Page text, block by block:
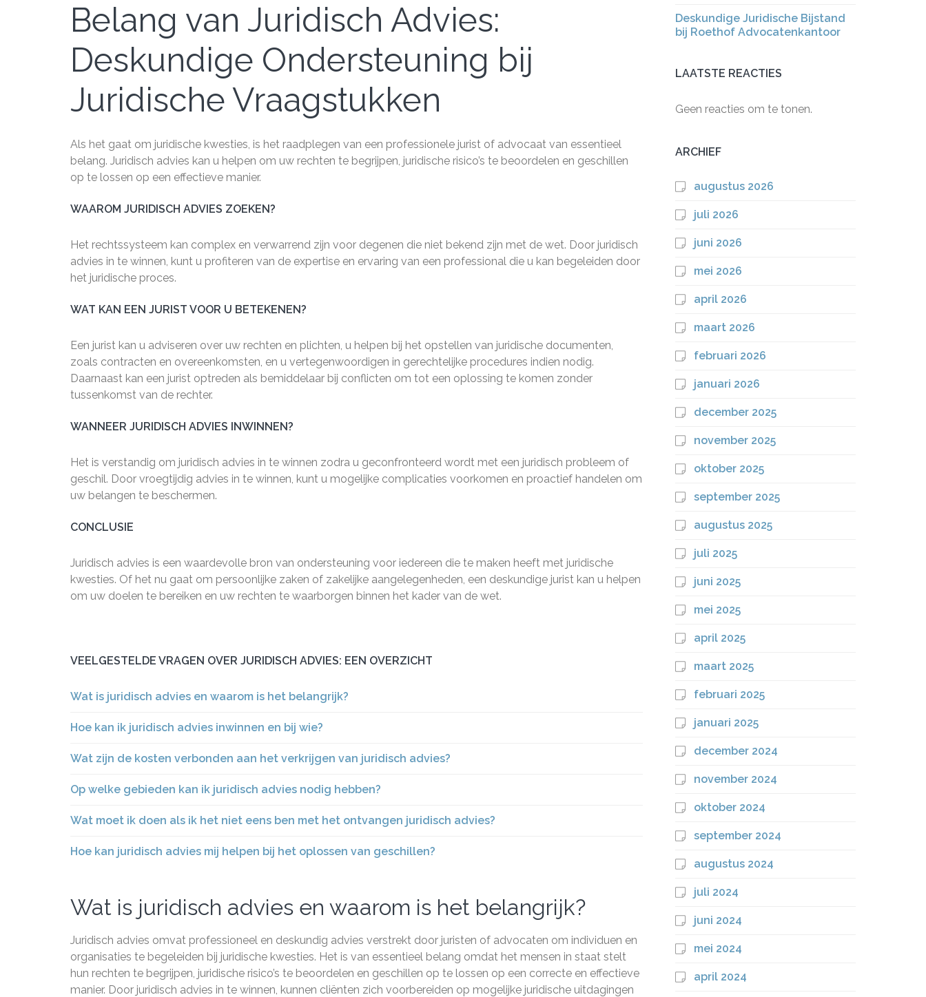
Belang van Juridisch Advies:
Deskundige Ondersteuning bij
Juridische Vraagstukken
Als het gaat om juridische kwesties, is het raadplegen van een professionele jurist of advocaat van essentieel
belang. Juridisch advies kan u helpen om uw rechten te begrijpen, juridische risico’s te beoordelen en geschillen
op te lossen op een effectieve manier.
WAAROM JURIDISCH ADVIES ZOEKEN?
Het rechtssysteem kan complex en verwarrend zijn voor degenen die niet bekend zijn met de wet. Door juridisch
advies in te winnen, kunt u profiteren van de expertise en ervaring van een professional die u kan begeleiden door
het juridische proces.
WAT KAN EEN JURIST VOOR U BETEKENEN?
Een jurist kan u adviseren over uw rechten en plichten, u helpen bij het opstellen van juridische documenten,
zoals contracten en overeenkomsten, en u vertegenwoordigen in gerechtelijke procedures indien nodig.
Daarnaast kan een jurist optreden als bemiddelaar bij conflicten om tot een oplossing te komen zonder
tussenkomst van de rechter.
WANNEER JURIDISCH ADVIES INWINNEN?
Het is verstandig om juridisch advies in te winnen zodra u geconfronteerd wordt met een juridisch probleem of
geschil. Door vroegtijdig advies in te winnen, kunt u mogelijke complicaties voorkomen en proactief handelen om
uw belangen te beschermen.
CONCLUSIE
Juridisch advies is een waardevolle bron van ondersteuning voor iedereen die te maken heeft met juridische
kwesties. Of het nu gaat om persoonlijke zaken of zakelijke aangelegenheden, een deskundige jurist kan u helpen
om uw doelen te bereiken en uw rechten te waarborgen binnen het kader van de wet.
VEELGESTELDE VRAGEN OVER JURIDISCH ADVIES: EEN OVERZICHT
Wat is juridisch advies en waarom is het belangrijk?
Hoe kan ik juridisch advies inwinnen en bij wie?
Wat zijn de kosten verbonden aan het verkrijgen van juridisch advies?
Op welke gebieden kan ik juridisch advies nodig hebben?
Wat moet ik doen als ik het niet eens ben met het ontvangen juridisch advies?
Hoe kan juridisch advies mij helpen bij het oplossen van geschillen?
Wat is juridisch advies en waarom is het belangrijk?
Juridisch advies omvat professioneel en deskundig advies verstrekt door juristen of advocaten om individuen en
organisaties te begeleiden bij juridische kwesties. Het is van essentieel belang omdat het mensen in staat stelt
hun rechten te begrijpen, juridische risico’s te beoordelen en geschillen op te lossen op een correcte en effectieve
manier. Door juridisch advies in te winnen, kunnen cliënten zich voorbereiden op mogelijke juridische uitdagingen
Deskundige Juridische Bijstand
bij Roethof Advocatenkantoor
LAATSTE REACTIES
Geen reacties om te tonen.
ARCHIEF
augustus 2026
juli 2026
juni 2026
mei 2026
april 2026
maart 2026
februari 2026
januari 2026
december 2025
november 2025
oktober 2025
september 2025
augustus 2025
juli 2025
juni 2025
mei 2025
april 2025
maart 2025
februari 2025
januari 2025
december 2024
november 2024
oktober 2024
september 2024
augustus 2024
juli 2024
juni 2024
mei 2024
april 2024